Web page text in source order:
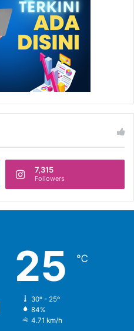
7,315
Followers
25 ℃
30º - 25º
84%
4.71 km/h